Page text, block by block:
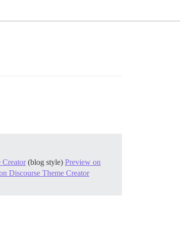
Creator(blog style) Preview on
Discourse Theme Creator